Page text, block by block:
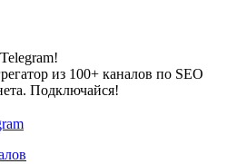
из 100+ каналов по SEO
Подключайся!